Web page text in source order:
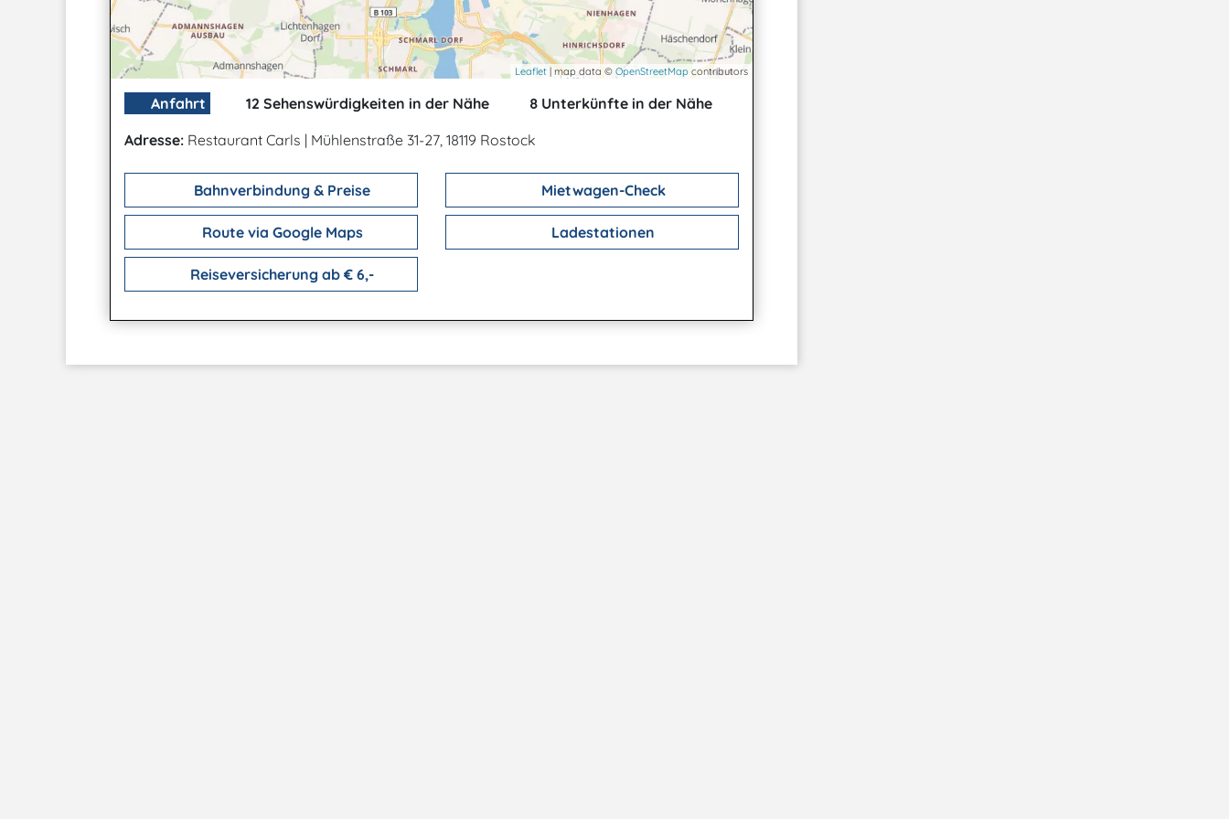
Leaflet | map data © OpenStreetMap contributors
Anfahrt 12 Sehenswürdigkeiten in der Nähe
8 Unterkünfte in der Nähe
Adresse: Restaurant Carls | Mühlenstraße 31-27, 18119 Rostock
Bahnverbindung & Preise Mietwagen-Check
Route via Google Maps Ladestationen
Reiseversicherung ab € 6,-